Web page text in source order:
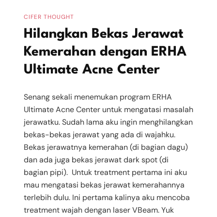
CIFER THOUGHT
Hilangkan Bekas Jerawat
Kemerahan dengan ERHA
Ultimate Acne Center
Senang sekali menemukan program ERHA
Ultimate Acne Center untuk mengatasi masalah
jerawatku. Sudah lama aku ingin menghilangkan
bekas-bekas jerawat yang ada di wajahku.
Bekas jerawatnya kemerahan (di bagian dagu)
dan ada juga bekas jerawat dark spot (di
bagian pipi). Untuk treatment pertama ini aku
mau mengatasi bekas jerawat kemerahannya
terlebih dulu. Ini pertama kalinya aku mencoba
treatment wajah dengan laser VBeam. Yuk